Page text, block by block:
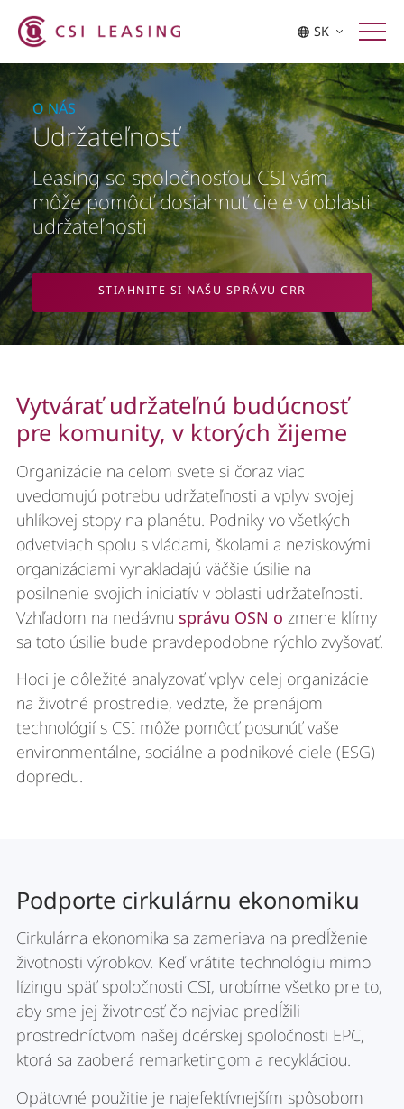
SK
O NÁS
Udržateľnosť
Leasing so spoločnosťou CSI vám
môže pomôcť dosiahnuť ciele v oblasti
udržateľnosti
STIAHNITE SI NAŠU SPRÁVU CRR
Vytvárať udržateľnú budúcnosť
pre komunity, v ktorých žijeme
Organizácie na celom svete si čoraz viac
uvedomujú potrebu udržateľnosti a vplyv svojej
uhlíkovej stopy na planétu. Podniky vo všetkých
odvetviach spolu s vládami, školami a neziskovými
organizáciami vynakladajú väčšie úsilie na
posilnenie svojich iniciatív v oblasti udržateľnosti.
Vzhľadom na nedávnu správu OSN o zmene klímy
sa toto úsilie bude pravdepodobne rýchlo zvyšovať.
Hoci je dôležité analyzovať vplyv celej organizácie
na životné prostredie, vedzte, že prenájom
technológií s CSI môže pomôcť posunúť vaše
environmentálne, sociálne a podnikové ciele (ESG)
dopredu.
Podporte cirkulárnu ekonomiku
Cirkulárna ekonomika sa zameriava na predĺženie
životnosti výrobkov. Keď vrátite technológiu mimo
lízingu späť spoločnosti CSI, urobíme všetko pre to,
aby sme jej životnosť čo najviac predĺžili
prostredníctvom našej dcérskej spoločnosti EPC,
ktorá sa zaoberá remarketingom a recykláciou.
Opätovné použitie je najefektívnejším spôsobom